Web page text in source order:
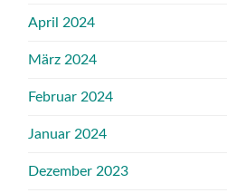
April 2024
März 2024
Februar 2024
Januar 2024
Dezember 2023